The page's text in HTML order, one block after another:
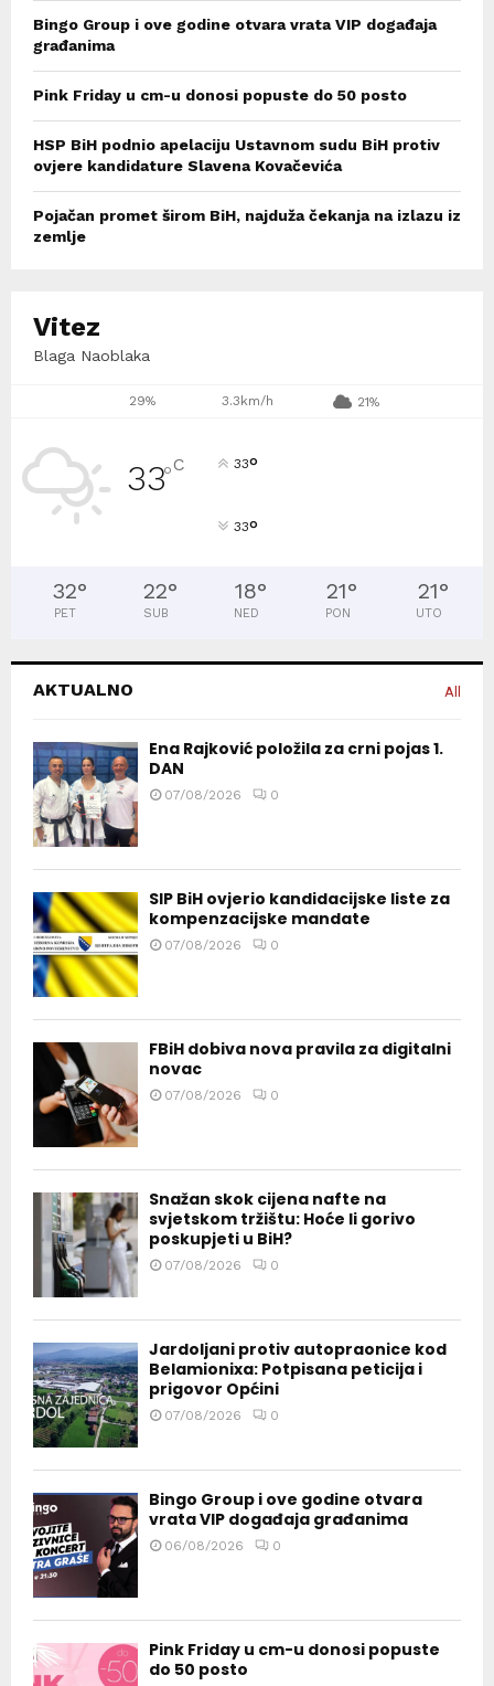
Bingo Group i ove godine otvara vrata VIP događaja
građanima
Pink Friday u cm-u donosi popuste do 50 posto
HSP BiH podnio apelaciju Ustavnom sudu BiH protiv
ovjere kandidature Slavena Kovačevića
Pojačan promet širom BiH, najduža čekanja na izlazu iz
zemlje
Vitez
Blaga Naoblaka
29% 3.3km/h 21%
33°C 33°
33°
32°
PET
22°
SUB
18°
NED
21°
PON
21°
UTO
AKTUALNO All
Ena Rajković položila za crni pojas 1.
DAN
07/08/2026 0
SIP BiH ovjerio kandidacijske liste za
kompenzacijske mandate
07/08/2026 0
FBiH dobiva nova pravila za digitalni
novac
07/08/2026 0
Snažan skok cijena nafte na
svjetskom tržištu: Hoće li gorivo
poskupjeti u BiH?
07/08/2026 0
Jardoljani protiv autopraonice kod
Belamionixa: Potpisana peticija i
prigovor Općini
07/08/2026 0
Bingo Group i ove godine otvara
vrata VIP događaja građanima
06/08/2026 0
Pink Friday u cm-u donosi popuste
do 50 posto